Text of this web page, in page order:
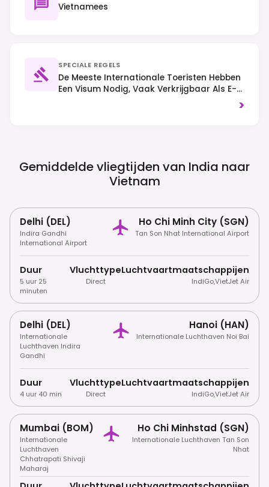
Vietnamees
SPECIALE REGELS
De Meeste Internationale Toeristen Hebben
Een Visum Nodig, Vaak Verkrijgbaar Als E-
Visum Voorafgaand Aan De Aankomst. Het>
Gemiddelde vliegtijden van India naar
Vietnam
Delhi (DEL)
Indira Gandhi
International Airport
Ho Chi Minh City (SGN)
Tan Son Nhat International Airport
Duur
5 uur 25
minuten
Vluchttype
Direct
Luchtvaartmaatschappijen
IndiGo,VietJet Air
Delhi (DEL)
Internationale
Luchthaven Indira
Gandhi
Hanoi (HAN)
Internationale Luchthaven Noi Bai
Duur
4 uur 40 min
Vluchttype
Direct
Luchtvaartmaatschappijen
IndiGo,VietJet Air
Mumbai (BOM)
Internationale
Luchthaven
Chhatrapati Shivaji
Maharaj
Ho Chi Minhstad (SGN)
Internationale Luchthaven Tan Son
Nhat